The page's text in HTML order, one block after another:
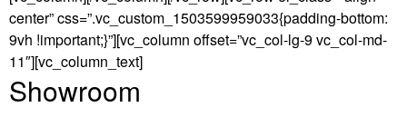
center” css=”.vc_custom_1503599959033{padding-bottom:
9vh !important;}”][vc_column offset=”vc_col-lg-9 vc_col-md-
11″][vc_column_text]
Showroom